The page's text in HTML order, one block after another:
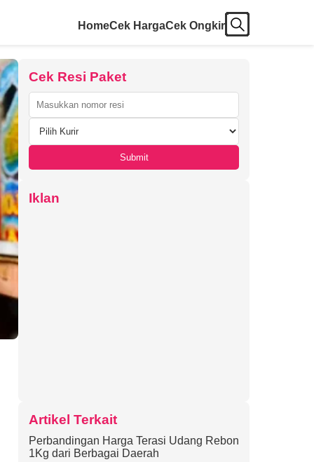
HomeCek HargaCek Ongkir
Cek Resi Paket
Submit
Iklan
Artikel Terkait
Perbandingan Harga Terasi Udang Rebon
1Kg dari Berbagai Daerah